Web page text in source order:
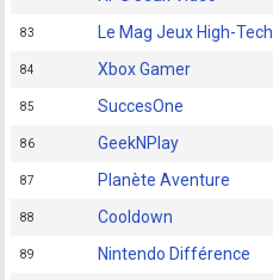
83 Le Mag Jeux High-Tech
84 Xbox Gamer
85 SuccesOne
86 GeekNPlay
87 Planète Aventure
88 Cooldown
89 Nintendo Différence